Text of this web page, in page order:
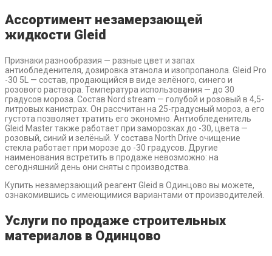
Ассортимент незамерзающей
жидкости Gleid
Признаки разнообразия — разные цвет и запах
антиобледенителя, дозировка этанола и изопропанола. Gleid Pro
-30 5L — состав, продающийся в виде зелёного, синего и
розового раствора. Температура использования — до 30
градусов мороза. Состав Nord stream — голубой и розовый в 4,5-
литровых канистрах. Он рассчитан на 25-градусный мороз, а его
густота позволяет тратить его экономно. Антиобледенитель
Gleid Master также работает при заморозках до -30, цвета —
розовый, синий и зелёный. У состава North Drive очищение
стекла работает при морозе до -30 градусов. Другие
наименования встретить в продаже невозможно: на
сегодняшний день они сняты с производства.
Купить незамерзающий реагент Gleid в Одинцово вы можете,
ознакомившись с имеющимися вариантами от производителей.
Услуги по продаже строительных
материалов в Одинцово